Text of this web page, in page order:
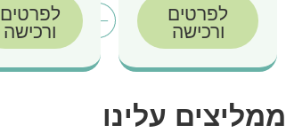
לפרטים
ורכישה
לפרטים
ורכישה
ממליצים עלינו